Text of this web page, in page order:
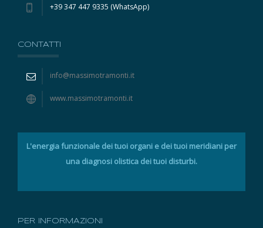
+39 347 447 9335 (WhatsApp)
CONTATTI
info@massimotramonti.it
www.massimotramonti.it
L'energia funzionale dei tuoi organi e dei tuoi meridiani per
una diagnosi olistica dei tuoi disturbi.
PER INFORMAZIONI